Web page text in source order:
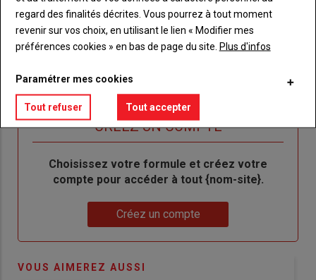
un
nouveau
compte"
"Réinitialiser
votre
mot
passe"
Lien
"Je
connecte"
Je me connecte
Sous-
titre
Vous n'êtes pas abonné(e)
TITRE CRÉEZ UN COMPTE
BodyChoisissez votre formule et créez votre
compte pour accéder à tout {nom-site}.
Créez un compte
VOUS AIMEREZ AUSSI
regard des finalités décrites. Vous pourrez à tout moment
revenir sur vos choix, en utilisant le lien « Modifier mes
préférences cookies » en bas de page du site. Plus d'infos
Paramétrer mes cookies
Tout refuser Tout accepter